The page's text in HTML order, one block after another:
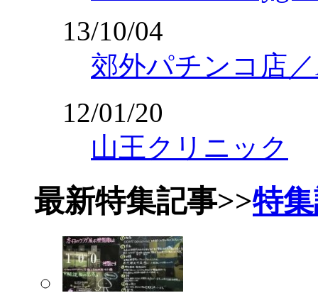
13/10/04
郊外パチンコ店／
12/01/20
山王クリニック
最新特集記事>>特